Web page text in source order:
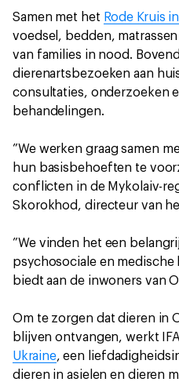
Samen met het Rode Kruis
voedsel, bedden,
van families in nood.
dierenartsbezoeken aan
consultaties, onderzoeken
behandelingen.
”We werken graag samen
hun basisbehoeften te
conflicten in de Mykolaiv-
Skorokhod, directeur van
”We vinden het een
psychosociale en medische
biedt aan de inwoners van
Om te zorgen dat dieren in
blijven ontvangen, werkt
Ukraine, een
dieren in asielen en dieren